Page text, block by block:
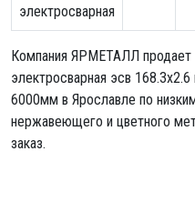
электросварная
Компания ЯРМЕТАЛЛ продает
электросварная эсв 168.3х2.6
6000мм в Ярославле по
нержавеющего и цветного
заказ.